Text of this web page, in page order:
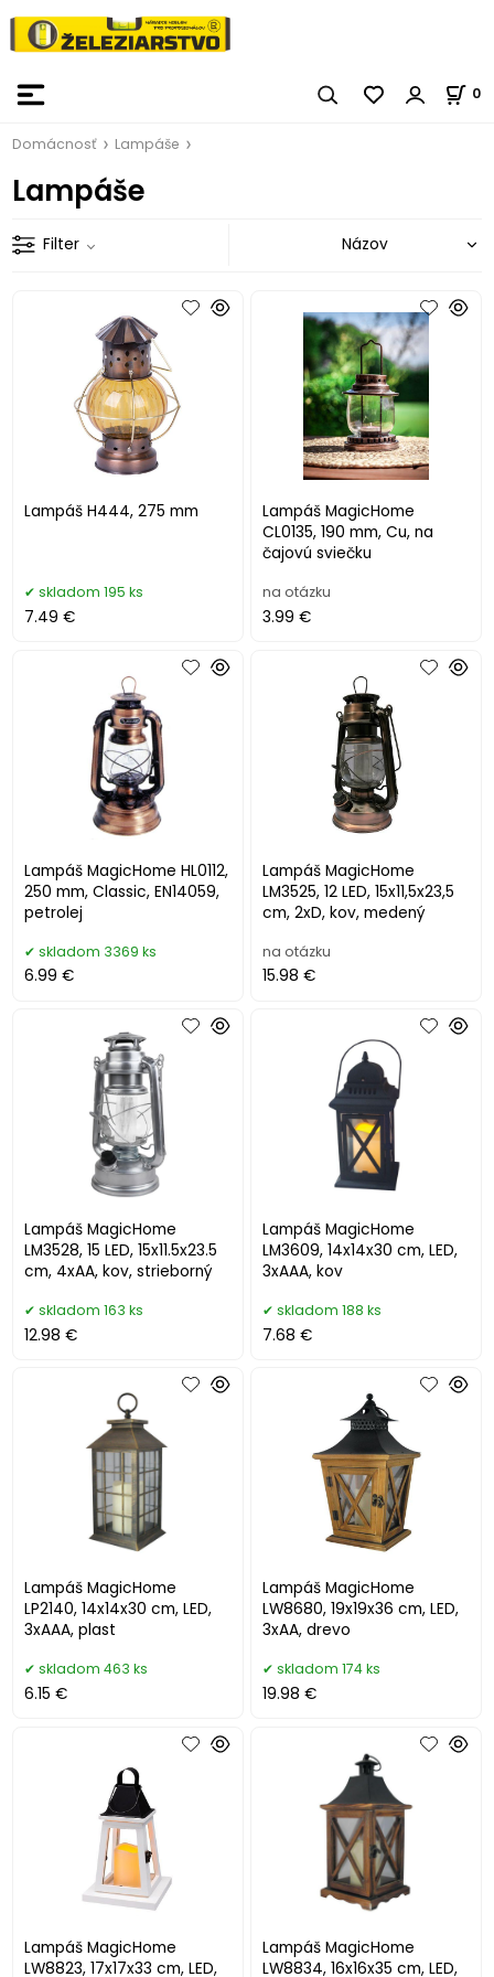
0
Domácnosť Lampáše
Lampáše
Filter
Lampáš H444, 275 mm
skladom 195 ks
7.49 €
Lampáš MagicHome
CL0135, 190 mm, Cu, na
čajovú sviečku
na otázku
3.99 €
Lampáš MagicHome HL0112,
250 mm, Classic, EN14059,
petrolej
skladom 3369 ks
6.99 €
Lampáš MagicHome
LM3525, 12 LED, 15x11,5x23,5
cm, 2xD, kov, medený
na otázku
15.98 €
Lampáš MagicHome
LM3528, 15 LED, 15x11.5x23.5
cm, 4xAA, kov, strieborný
skladom 163 ks
12.98 €
Lampáš MagicHome
LM3609, 14x14x30 cm, LED,
3xAAA, kov
skladom 188 ks
7.68 €
Lampáš MagicHome
LP2140, 14x14x30 cm, LED,
3xAAA, plast
skladom 463 ks
6.15 €
Lampáš MagicHome
LW8680, 19x19x36 cm, LED,
3xAA, drevo
skladom 174 ks
19.98 €
Lampáš MagicHome
LW8823, 17x17x33 cm, LED,
Lampáš MagicHome
LW8834, 16x16x35 cm, LED,